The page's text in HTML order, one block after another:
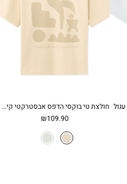
חולצת טי בוקסי הדפס אבסטרקטי קיצי – בז'
₪109.90